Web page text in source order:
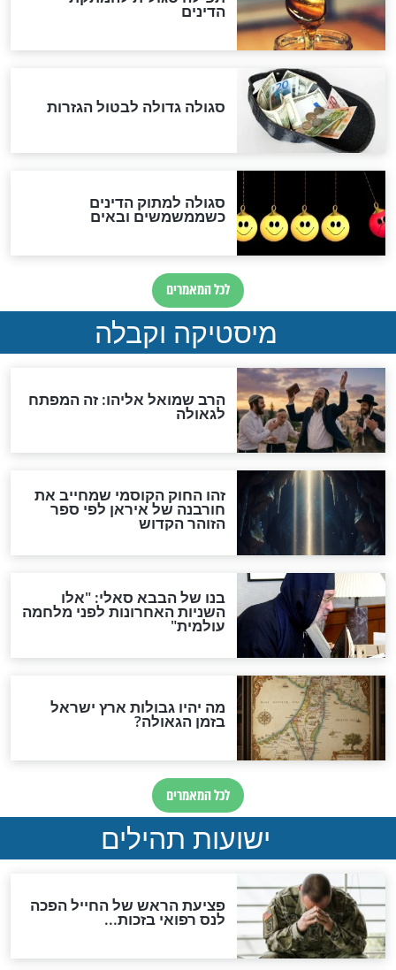
אחרית הימים
האם אפשר לחשב את הקץ?
מה יהיה בימות המשיח?
"לפני הגאולה תהיה אפיקורסות
והכחשה גדולה מאוד של
האמונה"
האם לאחר בוא המשיח יהיה
אפשר לחזור בתשובה?
לכל המאמרים
להמתקת הדינים וביטול
גזרות
סגולת ע"ב שמות הקודש